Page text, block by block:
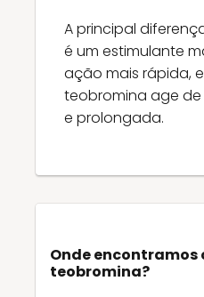
A principal
é um estimulante
ação mais rápida,
teobromina age
e prolongada.
Onde encontramos
teobromina?